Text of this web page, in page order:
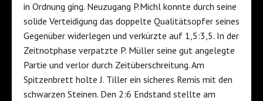
in Ordnung ging. Neuzugang P.Michl konnte durch seine
solide Verteidigung das doppelte Qualitätsopfer seines
Gegenüber widerlegen und verkürzte auf 1,5:3,5. In der
Zeitnotphase verpatzte P. Müller seine gut angelegte
Partie und verlor durch Zeitüberschreitung. Am
Spitzenbrett holte J. Tiller ein sicheres Remis mit den
schwarzen Steinen. Den 2:6 Endstand stellte am